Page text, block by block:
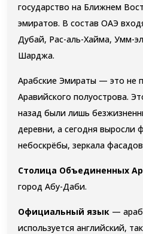
государство на Ближнем
эмиратов. В состав ОАЭ
Дубай, Рас-аль-Хайма, Умм-
Шарджа.
Арабские Эмираты — это не
Аравийского полуострова.
назад были лишь
деревни, а сегодня выросли
небоскрёбы, зеркала
Столица Объединенных
город Абу-Даби.
Официальный язык —
используется английский,